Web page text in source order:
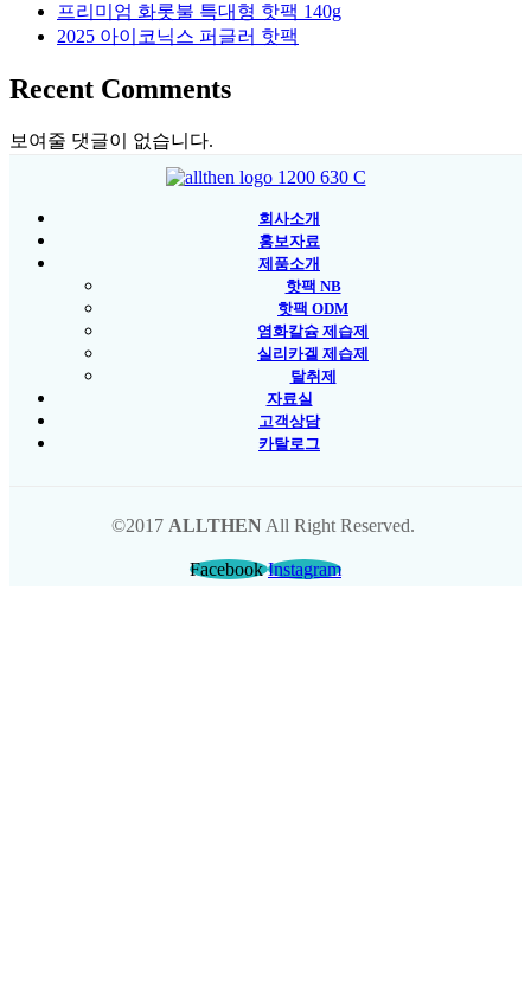
프리미엄 화롯불 특대형 핫팩 140g
2025 아이코닉스 퍼글러 핫팩
Recent Comments
보여줄 댓글이 없습니다.
회사소개
홍보자료
제품소개
핫팩 NB
핫팩 ODM
염화칼슘 제습제
실리카겔 제습제
탈취제
자료실
고객상담
카탈로그
©2017 ALLTHEN All Right Reserved.
Facebook Instagram